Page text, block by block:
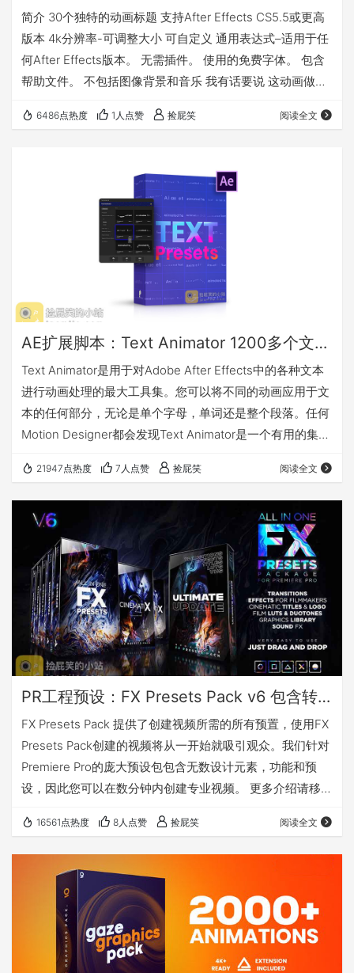
简介 30个独特的动画标题 支持After Effects CS5.5或更高
版本 4k分辨率-可调整大小 可自定义 通用表达式–适用于任
何After Effects版本。 无需插件。 使用的免费字体。 包含
帮助文件。 不包括图像背景和音乐 我有话要说 这动画做得
的? 下载地址
6486点热度 1人点赞 捡屁笑 阅读全文
AE扩展脚本：Text Animator 1200多个文字动画预设
Text Animator是用于对Adobe After Effects中的各种文本
进行动画处理的最大工具集。您可以将不同的动画应用于文
本的任何部分，无论是单个字母，单词还是整个段落。任何
Motion Designer都会发现Text Animator是一个有用的集
览 兼容 Adobe After Effects CC 2018及以上版本 我有话要
说 下载地址 网站默认解压密码：jpsmile.com
21947点热度 7人点赞 捡屁笑 阅读全文
PR工程预设：FX Presets Pack v6 包含转场过渡文字标题特效VHS调色LUTS图标Logo动画音效等
FX Presets Pack 提供了创建视频所需的所有预置，使用FX
Presets Pack创建的视频将从一开始就吸引观众。我们针对
Premiere Pro的庞大预设包包含无数设计元素，功能和预
设，因此您可以在数分钟内创建专业视频。 更多介绍请移
是jpsmile.com 下载地址 文件MD5值： Video FX Presets
Package_V6_jpsmile.com.7z.001 =
1b712bad569f10381d153f1717fe8262…
16561点热度 8人点赞 捡屁笑 阅读全文